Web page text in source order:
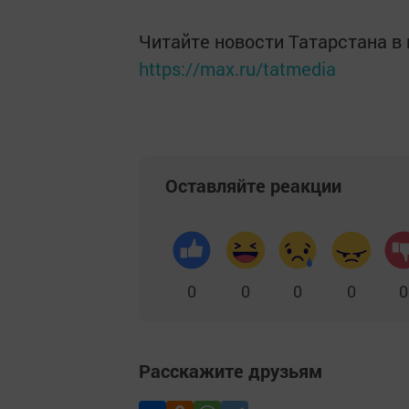
Читайте новости Татарстана
https://max.ru/tatmedia
Оставляйте реакции
0 0 0 0 0
Расскажите друзьям